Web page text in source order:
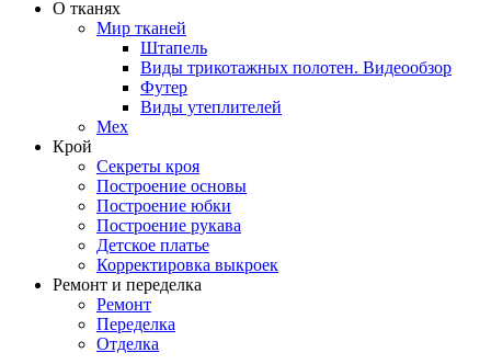
О тканях
Мир тканей
Штапель
Виды трикотажных полотен. Видеообзор
Футер
Виды утеплителей
Мех
Крой
Секреты кроя
Построение основы
Построение юбки
Построение рукава
Детское платье
Корректировка выкроек
Ремонт и переделка
Ремонт
Переделка
Отделка